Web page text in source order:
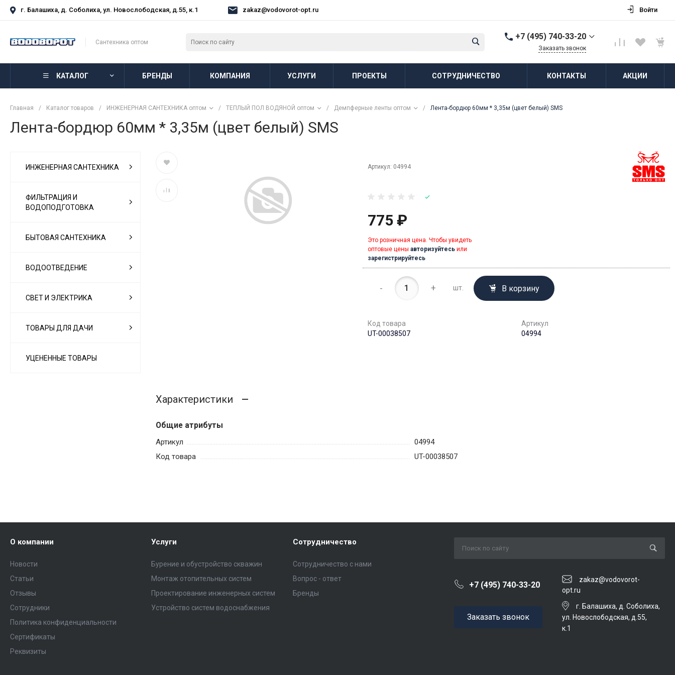
г. Балашиха, д. Соболиха, ул. Новослободская, д.55, к.1 zakaz@vodovorot-opt.ru Войти
Сантехника оптом
+7 (495) 740-33-20
г. Балашиха, д.
Пн-Пт: 8:00-18:00 Cб-Вс:
Заказать звонок
КАТАЛОГ БРЕНДЫ КОМПАНИЯ УСЛУГИ ПРОЕКТЫ СОТРУДНИЧЕСТВО КОНТАКТЫ АКЦИИ
Главная / Каталог товаров / ИНЖЕНЕРНАЯ САНТЕХНИКА оптом / ТЕПЛЫЙ ПОЛ ВОДЯНОЙ оптом / Демпферные ленты оптом / Лента-бордюр 60мм * 3,35м (цвет белый) SMS
Лента-бордюр 60мм * 3,35м (цвет белый) SMS
ИНЖЕНЕРНАЯ САНТЕХНИКА
ФИЛЬТРАЦИЯ И
ВОДОПОДГОТОВКА
БЫТОВАЯ САНТЕХНИКА
ВОДООТВЕДЕНИЕ
СВЕТ И ЭЛЕКТРИКА
ТОВАРЫ ДЛЯ ДАЧИ
УЦЕНЕННЫЕ ТОВАРЫ
Артикул: 04994
775 ₽
Это розничная цена. Чтобы увидеть
оптовые цены авторизуйтесьили
зарегистрируйтесь
- + шт. В корзину
Код товара
UT-00038507
Артикул
04994
Характеристики
Общие атрибуты
Артикул
04994
Код товара
UT-00038507
О компании
Новости
Статьи
Отзывы
Сотрудники
Политика конфиденциальности
Сертификаты
Реквизиты
Услуги
Бурение и обустройство скважин
Монтаж отопительных систем
Проектирование инженерных систем
Устройство систем водоснабжения
Сотрудничество
Сотрудничество с нами
Вопрос - ответ
Бренды
+7 (495) 740-33-20
zakaz@vodovorot-
opt.ru
Заказать звонок
г. Балашиха, д. Соболиха,
ул. Новослободская, д.55,
к.1